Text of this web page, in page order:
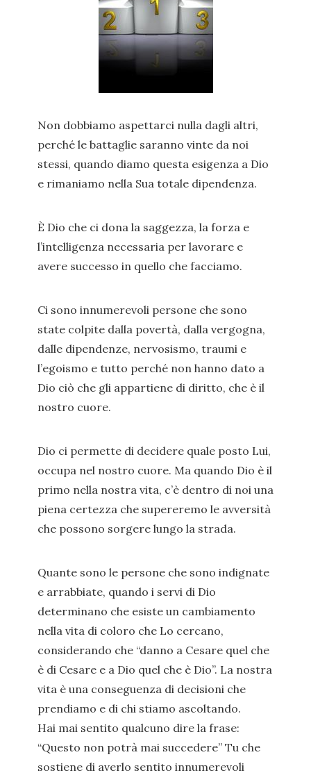
Non dobbiamo aspettarci nulla dagli altri,
perché le battaglie saranno vinte da noi
stessi, quando diamo questa esigenza a Dio
e rimaniamo nella Sua totale dipendenza.
È Dio che ci dona la saggezza, la forza e
l’intelligenza necessaria per lavorare e
avere successo in quello che facciamo.
Ci sono innumerevoli persone che sono
state colpite dalla povertà, dalla vergogna,
dalle dipendenze, nervosismo, traumi e
l’egoismo e tutto perché non hanno dato a
Dio ciò che gli appartiene di diritto, che è il
nostro cuore.
Dio ci permette di decidere quale posto Lui,
occupa nel nostro cuore. Ma quando Dio è il
primo nella nostra vita, c’è dentro di noi una
piena certezza che supereremo le avversità
che possono sorgere lungo la strada.
Quante sono le persone che sono indignate
e arrabbiate, quando i servi di Dio
determinano che esiste un cambiamento
nella vita di coloro che Lo cercano,
considerando che “danno a Cesare quel che
è di Cesare e a Dio quel che è Dio”. La nostra
vita è una conseguenza di decisioni che
prendiamo e di chi stiamo ascoltando.
Hai mai sentito qualcuno dire la frase:
“Questo non potrà mai succedere” Tu che
sostiene di averlo sentito innumerevoli